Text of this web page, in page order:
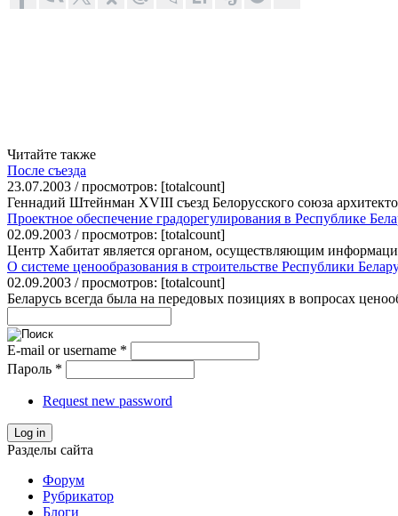
Читайте также
После съезда
23.07.2003 / просмотров: [totalcount]
Геннадий Штейнман XVIII съезд Белорусского союза
Проектное обеспечение градорегулирования в Республике
02.09.2003 / просмотров: [totalcount]
Центр Хабитат является органом, осуществляющим
О системе ценообразования в строительстве Республики
02.09.2003 / просмотров: [totalcount]
Беларусь всегда была на передовых позициях в вопросах
E-mail or username *
Пароль *
Request new password
Log in
Разделы сайта
Форум
Рубрикатор
Блоги